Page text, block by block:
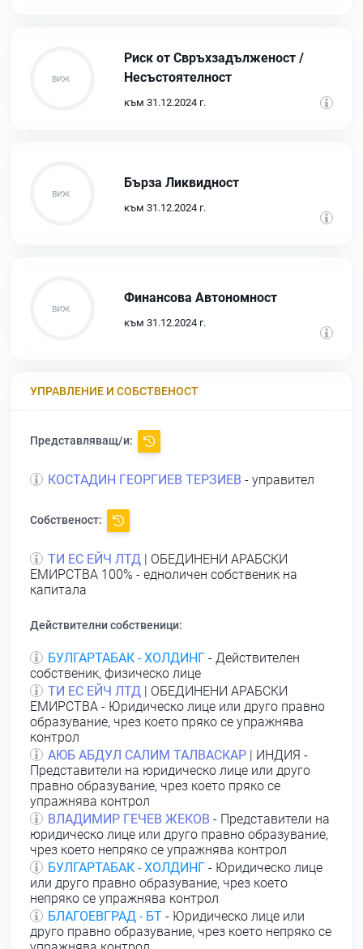
Риск от Свръхзадълженост /
Несъстоятелност
към 31.12.2024 г.
Бърза Ликвидност
към 31.12.2024 г.
Финансова Автономност
към 31.12.2024 г.
УПРАВЛЕНИЕ И СОБСТВЕНОСТ
Представляващ/и:
КОСТАДИН ГЕОРГИЕВ ТЕРЗИЕВ - управител
Собственост:
ТИ ЕС ЕЙЧ ЛТД | ОБЕДИНЕНИ АРАБСКИ
ЕМИРСТВА 100% - едноличен собственик на
капитала
Действителни собственици:
БУЛГАРТАБАК - ХОЛДИНГ - Действителен
собственик, физическо лице
ТИ ЕС ЕЙЧ ЛТД | ОБЕДИНЕНИ АРАБСКИ
ЕМИРСТВА - Юридическо лице или друго правно
образувание, чрез което пряко се упражнява
контрол
АЮБ АБДУЛ САЛИМ ТАЛВАСКАР | ИНДИЯ -
Представители на юридическо лице или друго
правно образувание, чрез което пряко се
упражнява контрол
ВЛАДИМИР ГЕЧЕВ ЖЕКОВ - Представители на
юридическо лице или друго правно образувание,
чрез което непряко се упражнява контрол
БУЛГАРТАБАК - ХОЛДИНГ - Юридическо лице
или друго правно образувание, чрез което
непряко се упражнява контрол
БЛАГОЕВГРАД - БТ - Юридическо лице или
друго правно образувание, чрез което непряко се